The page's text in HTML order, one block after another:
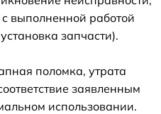
выполненной работой
запчасти).
поломка, утрата
заявленным
использовании.